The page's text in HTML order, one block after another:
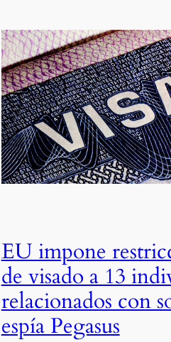
EU impone
de visado a 13
relacionados con
espía Pegasus